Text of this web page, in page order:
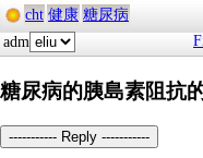
cht 健康 糖尿病
adm
糖尿病的胰島素阻抗
----------- Reply -----------